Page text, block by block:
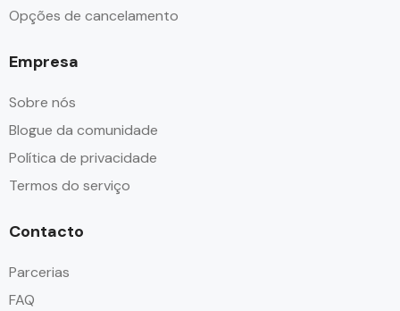
Opções de cancelamento
Empresa
Sobre nós
Blogue da comunidade
Política de privacidade
Termos do serviço
Contacto
Parcerias
FAQ